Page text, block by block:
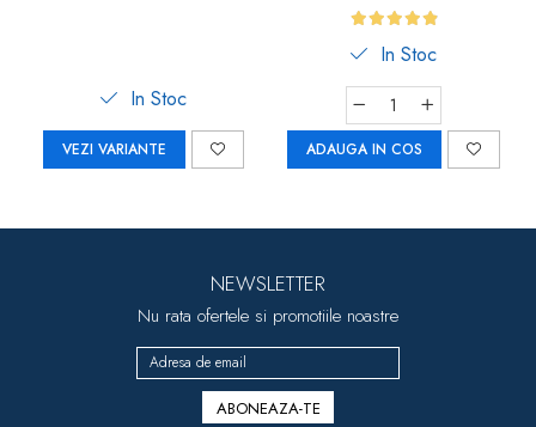
In Stoc
VEZI VARIANTE
In Stoc
ADAUGA IN COS
NEWSLETTER
Nu rata ofertele si promotiile noastre